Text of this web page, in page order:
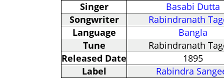
Singer
Basabi Dutta
Songwriter
Rabindranath
Language
Bangla
Tune
Rabindranath
Released Date
1895
Label
Rabindra